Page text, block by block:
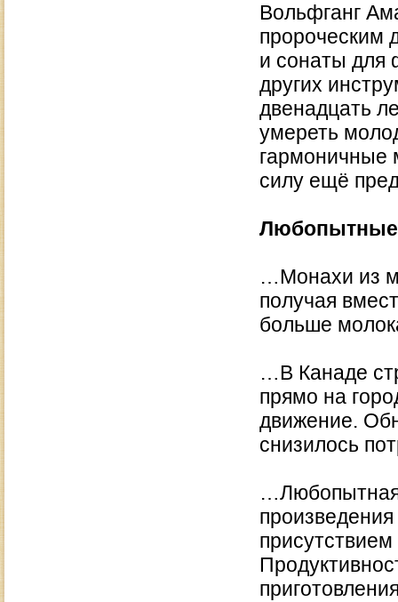
Вольфганг
пророческим
и сонаты для
других
двенадцать
умереть
гармоничные
силу ещё
…Монахи из
получая
больше
…В Канаде
прямо на
движение.
снизилось
…Любопытная